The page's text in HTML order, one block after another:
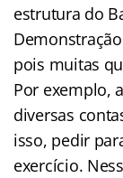
estrutura do
pois muitas
Por exemplo,
diversas
isso, pedir
exercício.